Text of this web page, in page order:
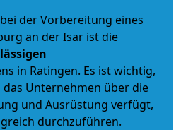
der Vorbereitung eines
an der Isar ist die
in Ratingen. Es ist wichtig,
das Unternehmen über die
und Ausrüstung verfügt,
durchzuführen.